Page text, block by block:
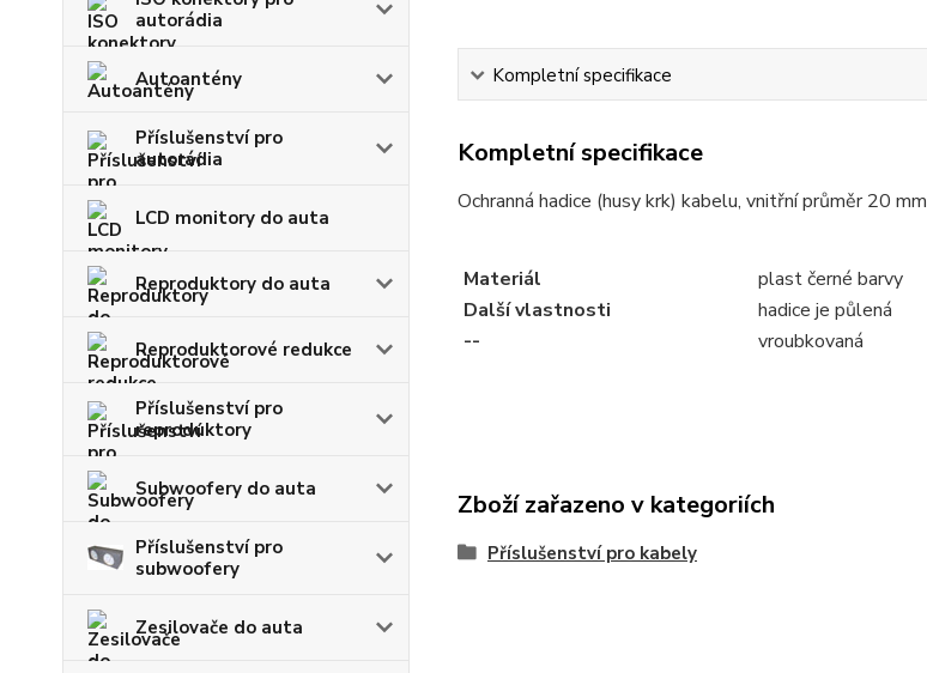
autorádia
Autoantény
Příslušenství pro
autorádia
LCD monitory do auta
Reproduktory do auta
Reproduktorové redukce
Příslušenství pro
reproduktory
Subwoofery do auta
Příslušenství pro
subwoofery
Zesilovače do auta
Kompletní specifikace
Kompletní specifikace
Ochranná hadice (husy krk) kabelu, vnitřní průměr 20 mm
Materiál
plast černé barvy
Další vlastnosti
hadice je půlená
--
vroubkovaná
Zboží zařazeno v kategoriích
Příslušenství pro kabely